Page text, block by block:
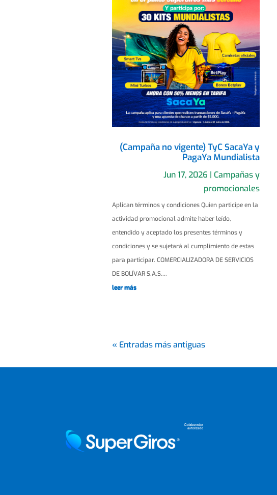
(Campaña no vigente) TyC SacaYa y
PagaYa Mundialista
Jun 17, 2026 |Campañas y
promocionales
Aplican términos y condiciones Quien participe en la
actividad promocional admite haber leído,
entendido y aceptado los presentes términos y
condiciones y se sujetará al cumplimiento de estas
para participar. COMERCIALIZADORA DE SERVICIOS
DE BOLÍVAR S.A.S....
leer más
« Entradas más antiguas